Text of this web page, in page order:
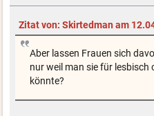
Zitat von: Skirtedman am
Aber lassen Frauen sich
nur weil man sie für lesbisch
könnte?